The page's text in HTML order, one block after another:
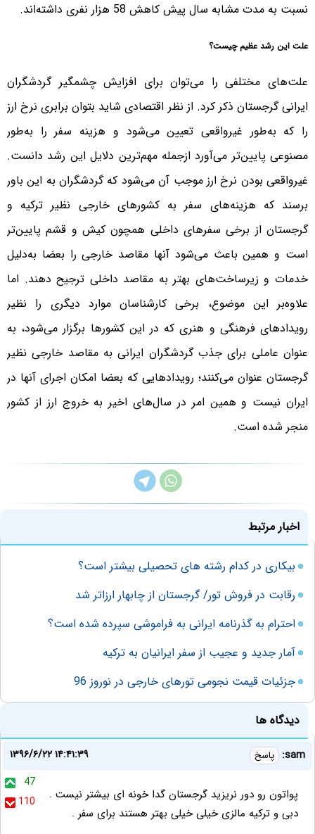
نسبت به مدت مشابه سال پیش کاهش 58 هزار نفری داشته‌اند.
علت این رشد عظیم چیست؟
علت‌های مختلفی را می‌توان برای افزایش چشمگیر گردشگران
ایرانی گرجستان ذکر کرد. از نظر اقتصادی شاید بتوان برابری نرخ ارز
را که به‌طور غیرواقعی تعیین می‌‌شود و هزینه سفر را به‌طور
مصنوعی پایین‌تر می‌آورد ازجمله مهم‌ترین دلایل این رشد دانست.
غیرواقعی بودن نرخ ارز موجب آن می‌شود که گردشگران به این باور
برسند که هزینه‌های سفر به کشورهای خارجی نظیر ترکیه و
گرجستان از برخی سفرهای داخلی همچون کیش و قشم پایین‌تر
است و همین باعث می‌شود آنها مقاصد خارجی را بعضا به‌دلیل
خدمات و زیرساخت‌های بهتر به مقاصد داخلی ترجیح دهند. اما
علاوه‌بر این موضوع، برخی کارشناسان موارد دیگری را نظیر
رویدادهای فرهنگی و هنری که در این کشورها برگزار می‌شود، به
عنوان عاملی برای جذب گردشگران ایرانی به مقاصد خارجی نظیر
گرجستان عنوان می‌کنند؛ رویدادهایی که بعضا امکان اجرای آنها در
ایران نیست و همین امر در سال‌های اخیر به خروج ارز از کشور
منجر شده است.
اخبار مرتبط
بیکاری در کدام رشته های تحصیلی بیشتر است؟
رقابت در فروش تور/ گرجستان از چابهار ارزاتر شد
احترام به گذرنامه ایرانی به فراموشی سپرده شده است؟
آمار جدید و عجیب از سفر ایرانیان به ترکیه
جزئیات قیمت نجومی تورهای خارجی در نوروز 96
دیدگاه ها
sam: پاسخ
۱۳۹۶/۶/۲۲ ۱۴:۴۱:۳۹
47
110
پواتون رو دور نریزید گرجستان گدا خونه ای بیشتر نیست .
دبی و ترکیه مالزی خیلی خیلی بهتر هستند برای سفر .